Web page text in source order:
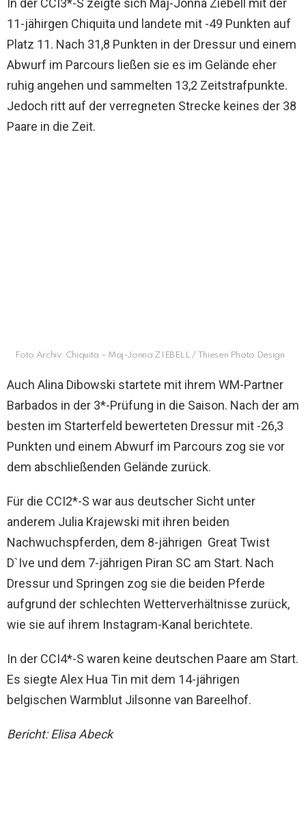
In der CCI3*-S zeigte sich Maj-Jonna Ziebell mit der
11-jähirgen Chiquita und landete mit -49 Punkten auf
Platz 11. Nach 31,8 Punkten in der Dressur und einem
Abwurf im Parcours ließen sie es im Gelände eher
ruhig angehen und sammelten 13,2 Zeitstrafpunkte.
Jedoch ritt auf der verregneten Strecke keines der 38
Paare in die Zeit.
Foto Archiv: Chiquita – Maj-Jonna ZIEBELL / Thiesen Photo Design
Auch Alina Dibowski startete mit ihrem WM-Partner
Barbados in der 3*-Prüfung in die Saison. Nach der am
besten im Starterfeld bewerteten Dressur mit -26,3
Punkten und einem Abwurf im Parcours zog sie vor
dem abschließenden Gelände zurück.
Für die CCI2*-S war aus deutscher Sicht unter
anderem Julia Krajewski mit ihren beiden
Nachwuchspferden, dem 8-jährigen Great Twist
D`Ive und dem 7-jährigen Piran SC am Start. Nach
Dressur und Springen zog sie die beiden Pferde
aufgrund der schlechten Wetterverhältnisse zurück,
wie sie auf ihrem Instagram-Kanal berichtete.
In der CCI4*-S waren keine deutschen Paare am Start.
Es siegte Alex Hua Tin mit dem 14-jährigen
belgischen Warmblut Jilsonne van Bareelhof.
Bericht: Elisa Abeck